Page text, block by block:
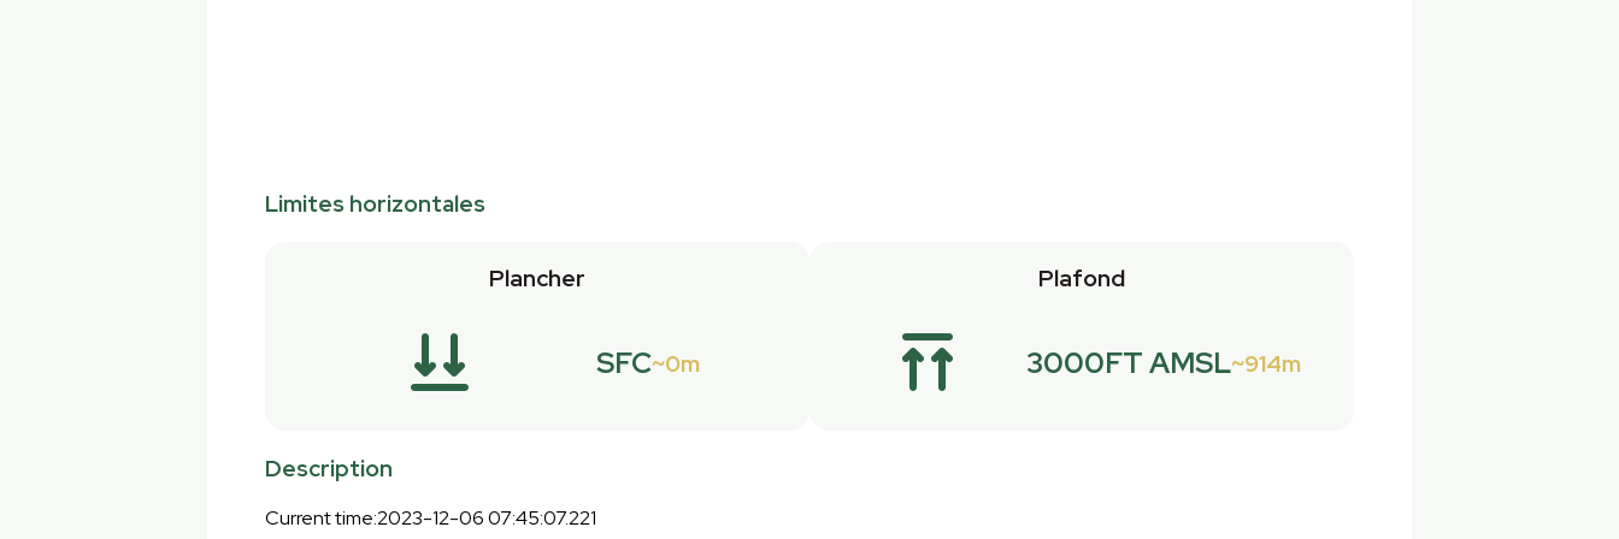
Limites horizontales
Plancher
SFC 0m
Plafond
3000FT AMSL 914m
Description
Current time:2023-12-06 07:45:07.221